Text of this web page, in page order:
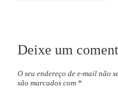
Deixe um
O seu endereço de e-mail não
são marcados com *